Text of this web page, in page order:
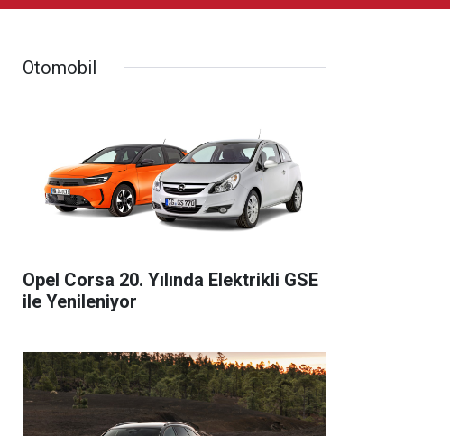
Otomobil
Opel Corsa 20. Yılında Elektrikli GSE
ile Yenileniyor